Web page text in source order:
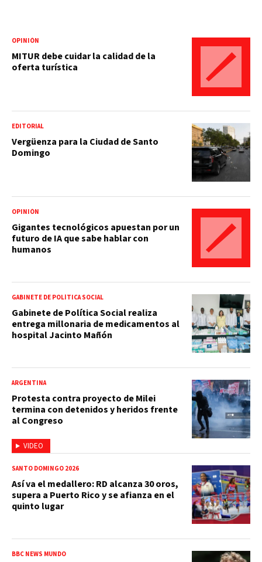
OPINIÓN
MITUR debe cuidar la calidad de la
oferta turística
EDITORIAL
Vergüenza para la Ciudad de Santo
Domingo
OPINIÓN
Gigantes tecnológicos apuestan por un
futuro de IA que sabe hablar con
humanos
GABINETE DE POLÍTICA SOCIAL
Gabinete de Política Social realiza
entrega millonaria de medicamentos al
hospital Jacinto Mañón
VIDEO
ARGENTINA
Protesta contra proyecto de Milei
termina con detenidos y heridos frente
al Congreso
SANTO DOMINGO 2026
Así va el medallero: RD alcanza 30 oros,
supera a Puerto Rico y se afianza en el
quinto lugar
BBC NEWS MUNDO